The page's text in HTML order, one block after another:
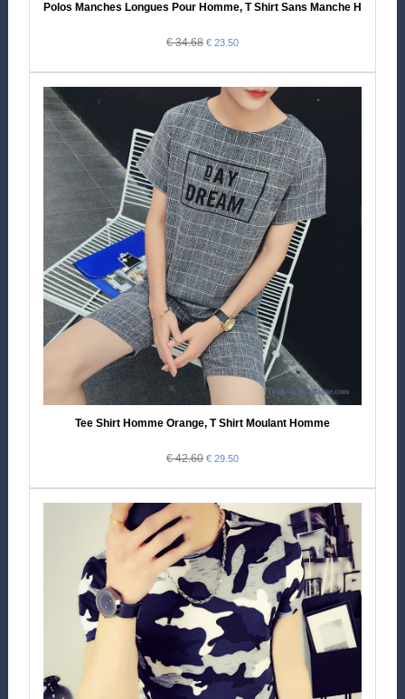
Polos Manches Longues Pour Homme, T Shirt Sans Manche Homme
€ 34.68 € 23.50
Tee Shirt Homme Orange, T Shirt Moulant Homme
€ 42.60 € 29.50